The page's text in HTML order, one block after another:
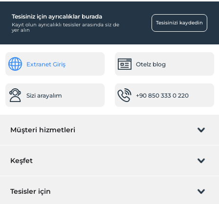
Tesisiniz için ayrıcalıklar burada
Kayıt olun ayrıcalıklı tesisler arasında siz de
yer alın
Tesisinizi kaydedin
Extranet Giriş Otelz blog
Sizi arayalım +90 850 333 0 220
Müşteri hizmetleri
Rezervasyon yönet
Keşfet
Hediye Kart
Tesisler için